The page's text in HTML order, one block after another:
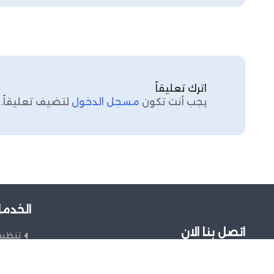
اترك تعليقاً
يجب أنت تكون مسجل الدخول لتضيف تعليقاً.
اتصل بنا الان